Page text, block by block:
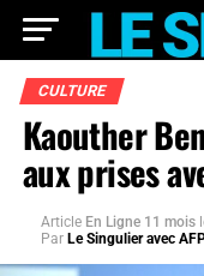
CULTURE
Kaouther
aux prises
Article En Ligne 11 mois
Par Le Singulier avec